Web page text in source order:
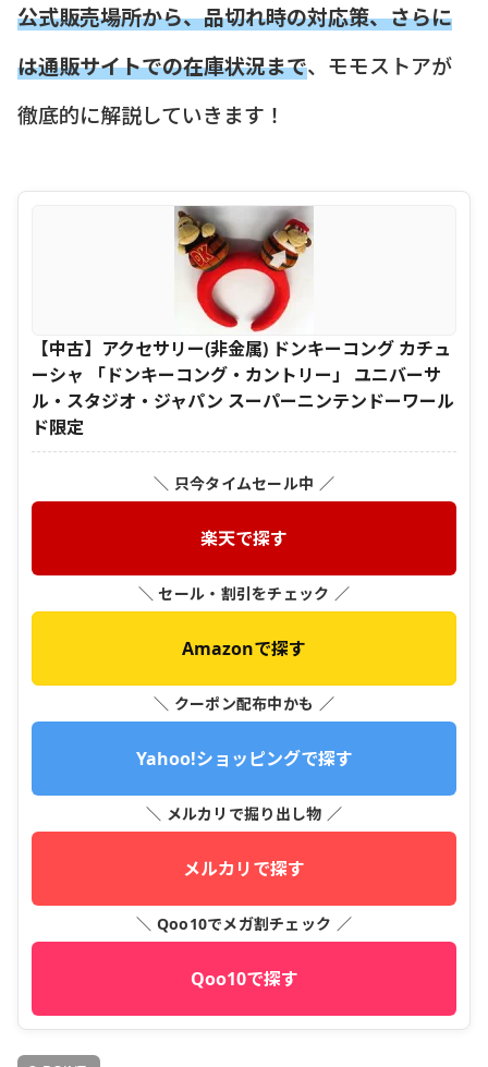
公式販売場所から、品切れ時の対応策、さらに
は通販サイトでの在庫状況まで、モモストアが
徹底的に解説していきます！
【中古】アクセサリー(非金属) ドンキーコング カチュ
ーシャ 「ドンキーコング・カントリー」 ユニバーサ
ル・スタジオ・ジャパン スーパーニンテンドーワール
ド限定
＼ 只今タイムセール中 ／
楽天で探す
＼ セール・割引をチェック ／
Amazonで探す
＼ クーポン配布中かも ／
Yahoo!ショッピングで探す
＼ メルカリで掘り出し物 ／
メルカリで探す
＼ Qoo10でメガ割チェック ／
Qoo10で探す